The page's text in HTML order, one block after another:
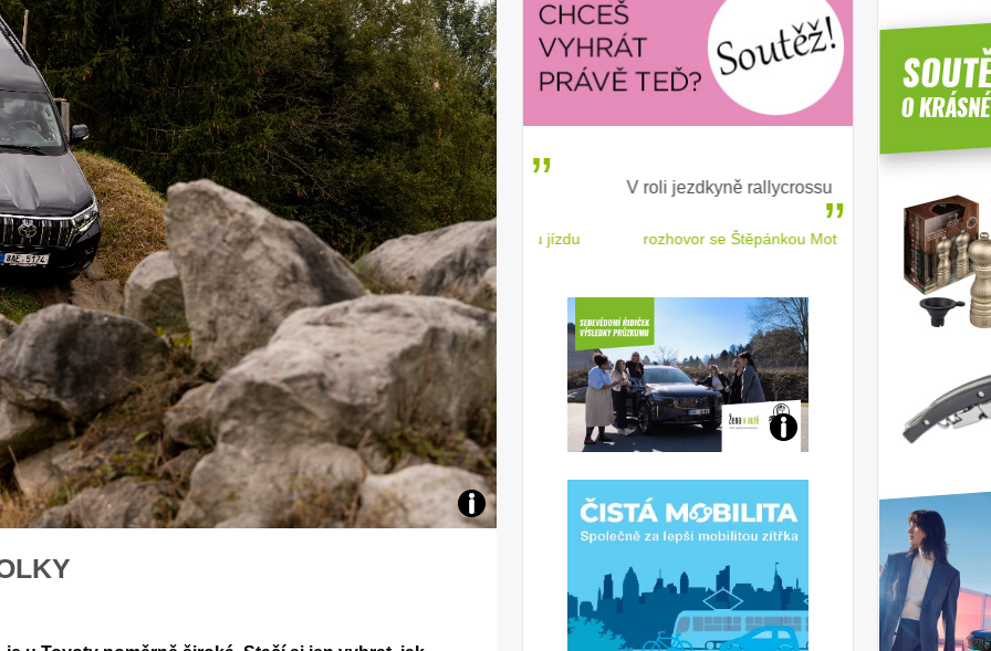
Zdroj:
správného poutání
autosedačky
stručně o autosedačkách
Zabavte děti na cestách
překvapivé rady pro bezpečnou jízdu
V roli jezdkyně rallycrossu
rozhovor se Štěpánkou Mottlovou
ženským
Jaké
ženy-
řidičky